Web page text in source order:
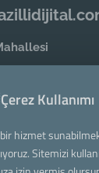
Çerez Kullanımı
hizmet
Sitemizi